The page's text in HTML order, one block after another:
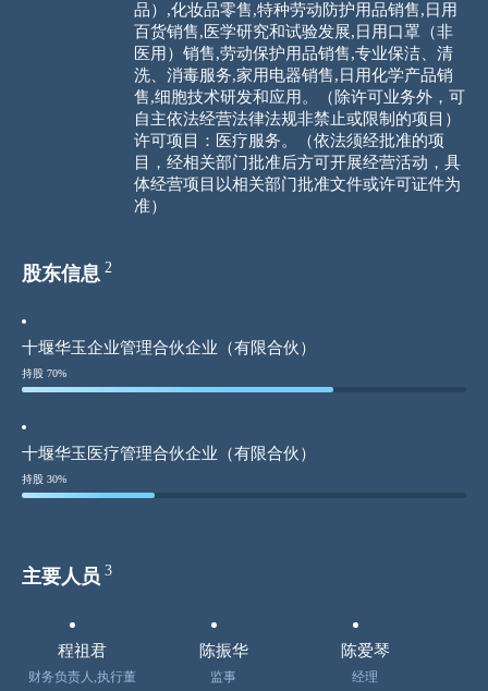
品）,化妆品零售,特种劳动防护用品销售,日用
百货销售,医学研究和试验发展,日用口罩（非
医用）销售,劳动保护用品销售,专业保洁、清
洗、消毒服务,家用电器销售,日用化学产品销
售,细胞技术研发和应用。（除许可业务外，可
自主依法经营法律法规非禁止或限制的项目）
许可项目：医疗服务。（依法须经批准的项
目，经相关部门批准后方可开展经营活动，具
体经营项目以相关部门批准文件或许可证件为
准）
股东信息 2
十堰华玉企业管理合伙企业（有限合伙）
持股 70%
十堰华玉医疗管理合伙企业（有限合伙）
持股 30%
主要人员 3
程祖君
财务负责人,执行董
陈振华
监事
陈爱琴
经理